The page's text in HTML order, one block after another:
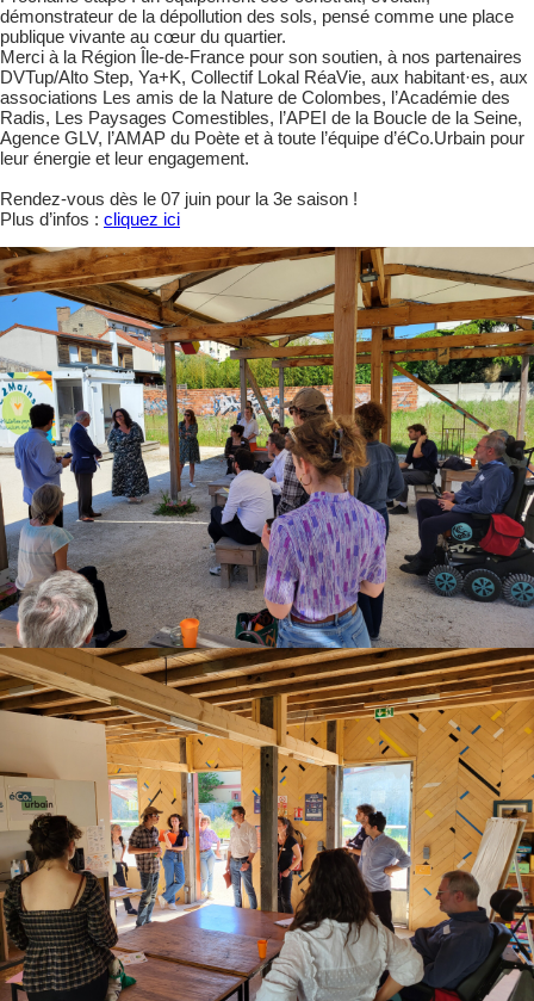
démonstrateur de la dépollution des sols, pensé comme une place
publique vivante au cœur du quartier.
Merci à la Région Île-de-France pour son soutien, à nos partenaires
DVTup/Alto Step, Ya+K, Collectif Lokal RéaVie, aux habitant·es, aux
associations Les amis de la Nature de Colombes, l’Académie des
Radis, Les Paysages Comestibles, l’APEI de la Boucle de la Seine,
Agence GLV, l’AMAP du Poète et à toute l’équipe d’éCo.Urbain pour
leur énergie et leur engagement.
Rendez-vous dès le 07 juin pour la 3e saison !
Plus d’infos : cliquez ici